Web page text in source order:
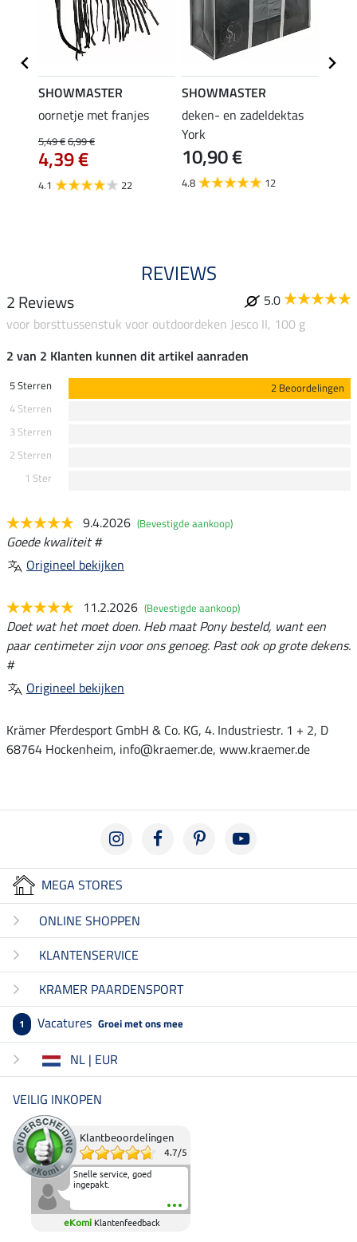
SHOWMASTER
oornetje met franjes
5,49 €6,99 €
4,39 €
4.1 22
SHOWMASTER
deken- en zadeldektas
York
10,90 €
4.8 12
REVIEWS
2 Reviews
5.0
voor borsttussenstuk voor outdoordeken Jesco II, 100 g
2 van 2 Klanten kunnen dit artikel aanraden
5 Sterren
2 Beoordelingen
4 Sterren
3 Sterren
2 Sterren
1 Ster
9.4.2026 (Bevestigde aankoop)
Goede kwaliteit #
Origineel bekijken
11.2.2026 (Bevestigde aankoop)
Doet wat het moet doen. Heb maat Pony besteld, want een
paar centimeter zijn voor ons genoeg. Past ook op grote dekens.
#
Origineel bekijken
Krämer Pferdesport GmbH & Co. KG, 4. Industriestr. 1 + 2, D
68764 Hockenheim, info@kraemer.de, www.kraemer.de
MEGA STORES
ONLINE SHOPPEN
KLANTENSERVICE
KRAMER PAARDENSPORT
1 Vacatures Groei met ons mee
NL | EUR
VEILIG INKOPEN
Klantbeoordelingen
4.7/5
Snelle service, goed
ingepakt.
eKomi Klantenfeedback